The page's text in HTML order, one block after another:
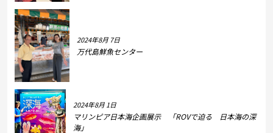
2024年8月 7日
万代島鮮魚センター
2024年8月 1日
マリンピア日本海企画展示 「ROVで迫る 日本海の深
海」